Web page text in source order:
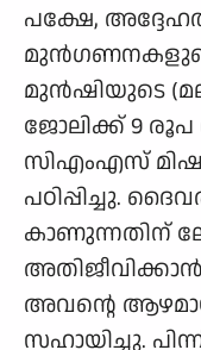
പക്ഷേ,
മുൻഷിയുടെ
ജോലിക്ക് 9 രൂപ
സിഎംഎസ്
പഠിപ്പിച്ചു.
കാണുന്നതിന്
അവന്റെ
സഹായിച്ചു.